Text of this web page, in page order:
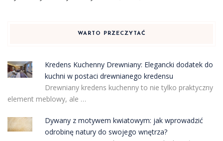
WARTO PRZECZYTAĆ
Kredens Kuchenny Drewniany: Elegancki dodatek do
kuchni w postaci drewnianego kredensu
Drewniany kredens kuchenny to nie tylko praktyczny
element meblowy, ale …
Dywany z motywem kwiatowym: jak wprowadzić
odrobinę natury do swojego wnętrza?